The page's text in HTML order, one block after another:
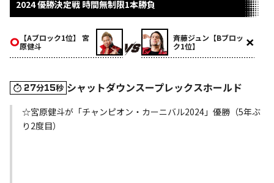
2024 優勝決定戦 時間無制限1本勝負
【Aブロック1位】 宮
原健斗
斉藤ジュン【Bブロッ
ク1位】
27分15秒 シャットダウンスープレックスホールド
☆宮原健斗が「チャンピオン・カーニバル2024」優勝（5年ぶ
り2度目）